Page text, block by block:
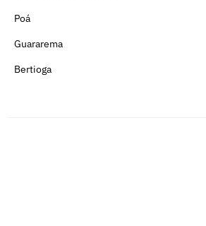
Poá
Guararema
Bertioga